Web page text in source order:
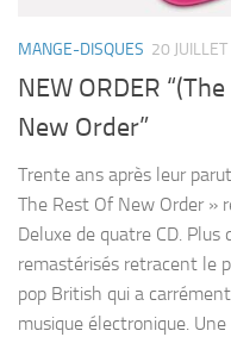
MANGE-DISQUES 20
NEW ORDER
New Order”
Trente ans après leur
The Rest Of New Order »
Deluxe de quatre CD. Plus
remastérisés retracent le
pop British qui a
musique électronique.